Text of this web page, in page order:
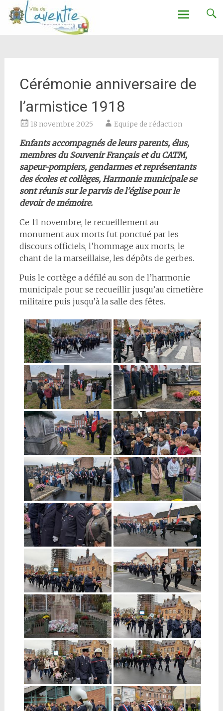
Ville de Laventie
Cérémonie anniversaire de
l’armistice 1918
18 novembre 2025 Equipe de rédaction
Enfants accompagnés de leurs parents, élus,
membres du Souvenir Français et du CATM,
sapeur-pompiers, gendarmes et représentants
des écoles et collèges, Harmonie municipale se
sont réunis sur le parvis de l’église pour le
devoir de mémoire.
Ce 11 novembre, le recueillement au
monument aux morts fut ponctué par les
discours officiels, l’hommage aux morts, le
chant de la marseillaise, les dépôts de gerbes.
Puis le cortège a défilé au son de l’harmonie
municipale pour se recueillir jusqu’au cimetière
militaire puis jusqu’à la salle des fêtes.